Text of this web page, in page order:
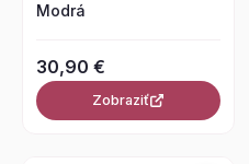
Modrá
30,90 €
Zobraziť